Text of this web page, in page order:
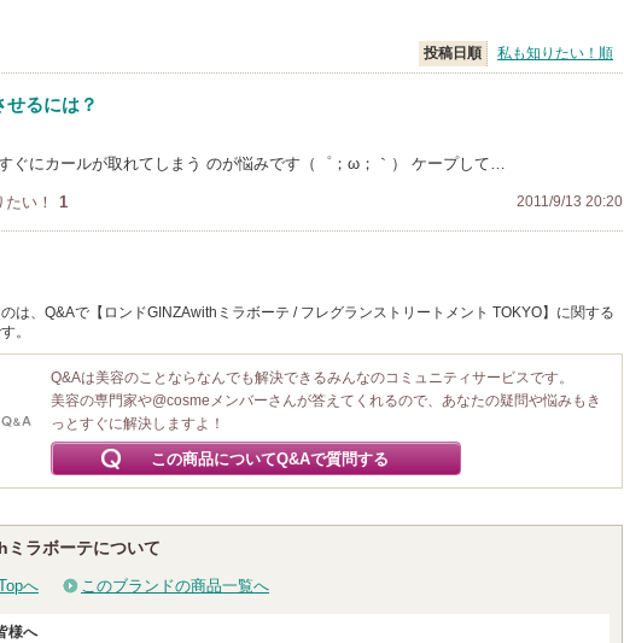
投稿日順 私も知りたい！順
せるには？
ぐにカールが取れてしまう のが悩みです（゜；ω；｀） ケープして…
い！ 1 2011/9/13 20:20
は、Q&Aで【ロンドGINZAwithミラボーテ / フレグランストリートメント TOKYO】に関する
。
Q&Aは美容のことならなんでも解決できるみんなのコミュニティサービスです。
美容の専門家や@cosmeメンバーさんが答えてくれるので、あなたの疑問や悩みもき
っとすぐに解決しますよ！
この商品についてQ&Aで質問する
ラボーテについて
へ このブランドの商品一覧へ
様へ